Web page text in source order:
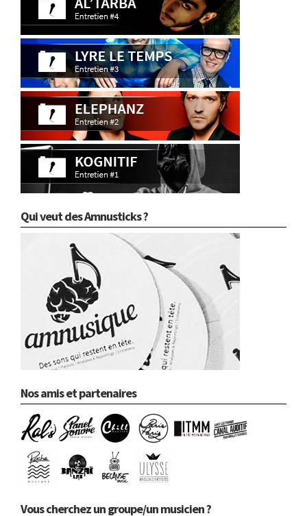
Qui veut des Amnusticks ?
Nos amis et partenaires
Vous cherchez un groupe/un musicien ?